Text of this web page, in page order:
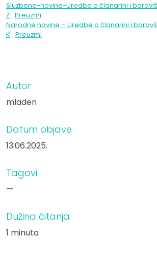
Sluzbene-novine-Uredbe o članarini i
Ž Preuzmi
Narodne novine – Uredbe o članarini i
K
Preuzmi
Autor
mladen
Datum objave
13.06.2025.
Tagovi
—
Dužina čitanja
1 minuta